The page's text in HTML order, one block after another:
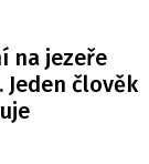
na jezeře
člověk